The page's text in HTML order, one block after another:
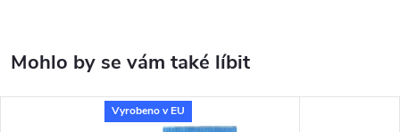
Vyrobeno v EU